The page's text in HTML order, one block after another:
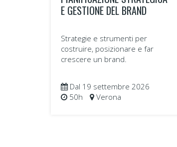
E GESTIONE DEL BRAND
Strategie e strumenti per
costruire, posizionare e far
crescere un brand.
Dal 19 settembre 2026
50h
Verona